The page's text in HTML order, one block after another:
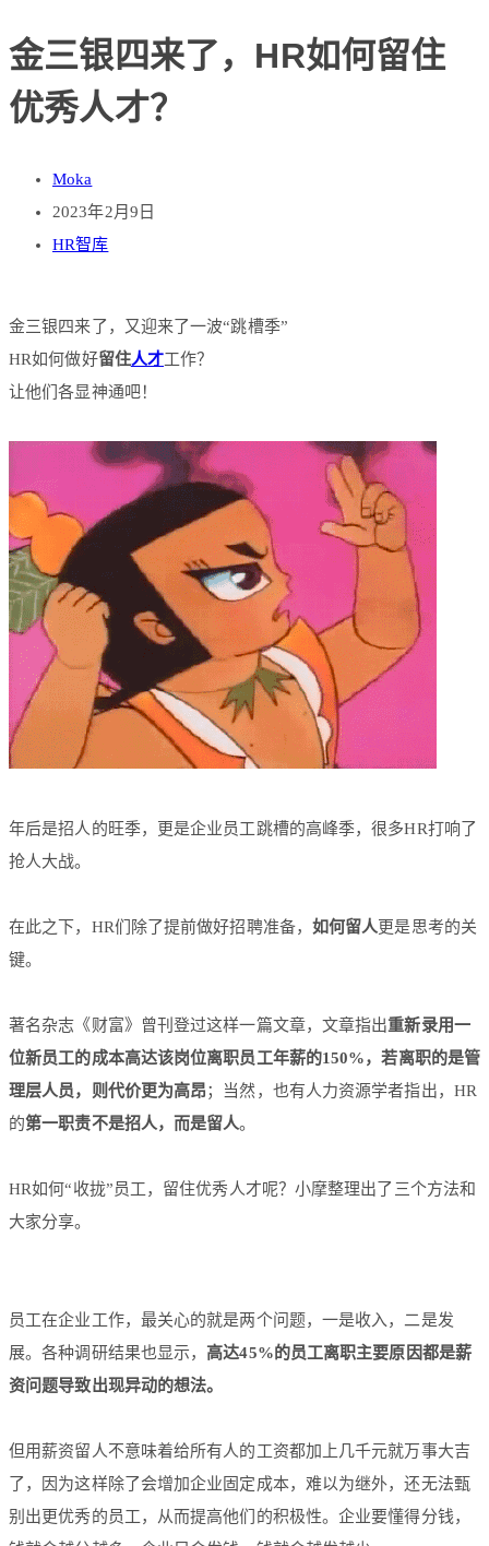
金三银四来了，HR如何留住
优秀人才？
Moka
2023年2月9日
HR智库
金三银四来了，又迎来了一波“跳槽季”
HR如何做好留住人才工作？
让他们各显神通吧！
年后是招人的旺季，更是企业员工跳槽的高峰季，很多HR打响了
抢人大战。
在此之下，HR们除了提前做好招聘准备， 如何留人更是思考的关
键。
著名杂志《财富》曾刊登过这样一篇文章，文章指出重新录用一
位新员工的成本高达该岗位离职员工年薪的150%，若离职的是管
理层人员，则代价更为高昂；当然，也有人力资源学者指出，HR
的第一职责不是招人，而是留人。
HR如何“收拢”员工，留住优秀人才呢？小摩整理出了三个方法和
大家分享。
员工在企业工作，最关心的就是两个问题，一是收入，二是发
展。各种调研结果也显示， 高达45%的员工离职主要原因都是薪
资问题导致出现异动的想法。
但用薪资留人不意味着给所有人的工资都加上几千元就万事大吉
了，因为这样除了会增加企业固定成本，难以为继外，还无法甄
别出更优秀的员工，从而提高他们的积极性。企业要懂得分钱，